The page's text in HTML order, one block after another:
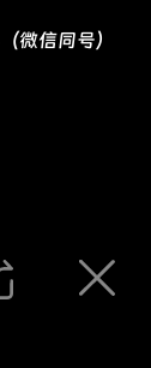
（微信同号）